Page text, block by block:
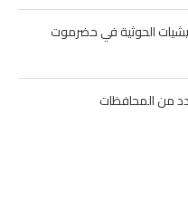
الحوثية في حضرموت
من المحافظات